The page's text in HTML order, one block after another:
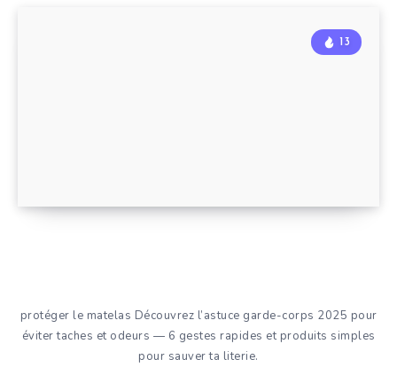
13
protéger le matelas Découvrez l’astuce garde-corps 2025 pour
éviter taches et odeurs — 6 gestes rapides et produits simples
pour sauver ta literie.